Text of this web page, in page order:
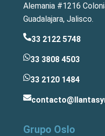
Alemania #1216
Guadalajara, Jalisco.
33 2122 5748
33 3808 4503
33 2120 1484
Grupo Oslo